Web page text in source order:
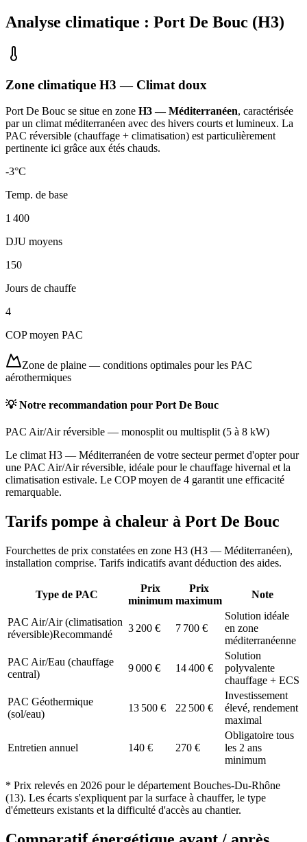
Analyse climatique : Port De Bouc (H3)
Zone climatique H3 — Climat doux
Port De Bouc se situe en zone H3 — Méditerranéen, caractérisée
par un climat méditerranéen avec des hivers courts et lumineux. La
PAC réversible (chauffage + climatisation) est particulièrement
pertinente ici grâce aux étés chauds.
-3°C
Temp. de base
1 400
DJU moyens
150
Jours de chauffe
4
COP moyen PAC
Zone de plaine — conditions optimales pour les PAC
aérothermiques
💡 Notre recommandation pour Port De Bouc
PAC Air/Air réversible — monosplit ou multisplit (5 à 8 kW)
Le climat H3 — Méditerranéen de votre secteur permet d'opter pour
une PAC Air/Air réversible, idéale pour le chauffage hivernal et la
climatisation estivale. Le COP moyen de 4 garantit une efficacité
remarquable.
Tarifs pompe à chaleur à Port De Bouc
Fourchettes de prix constatées en zone H3 (H3 — Méditerranéen),
installation comprise. Tarifs indicatifs avant déduction des aides.
Type de PAC
Prix
minimum
Prix
maximum
Note
PAC Air/Air (climatisation
réversible)Recommandé
3 200 € 7 700 €
Solution idéale
en zone
méditerranéenne
PAC Air/Eau (chauffage
central)
9 000 € 14 400 €
Solution
polyvalente
chauffage + ECS
PAC Géothermique
(sol/eau)
13 500 € 22 500 €
Investissement
élevé, rendement
maximal
Entretien annuel 140 € 270 €
Obligatoire tous
les 2 ans
minimum
* Prix relevés en 2026 pour le département Bouches-Du-Rhône
(13). Les écarts s'expliquent par la surface à chauffer, le type
d'émetteurs existants et la difficulté d'accès au chantier.